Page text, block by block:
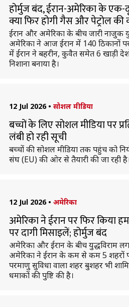
होर्मुज बंद, ईरान-अमेरिका के एक-
क्या फिर होगी गैस और पेट्रोल की
ईरान और अमेरिका के बीच जारी नाजुक
अमेरिका ने आज ईरान में 140 ठिकानों
में ईरान ने बहरीन, कुवैत समेत 6 खाड़ी
निशाना बनाया है।
12 Jul 2026 • सोशल मीडिया
बच्चों के लिए सोशल मीडिया पर
लंबी हो रही सूची
बच्चों की सोशल मीडिया तक पहुंच को
संघ (EU) की ओर से तैयारी की जा रही
12 Jul 2026 • अमेरिका
अमेरिका ने ईरान पर फिर किया
पर दागी मिसाइलें; होर्मुज बंद
अमेरिका और ईरान के बीच युद्धविराम
अमेरिका ने ईरान के कम से कम 5 शहरों
परमाणु सुविधा वाला शहर बुशहर भी
धमाकों की पुष्टि की है।